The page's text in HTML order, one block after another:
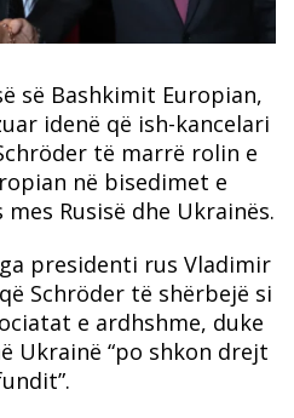
së Bashkimit Europian,
idenë që ish-kancelari
të marrë rolin e
në bisedimet e
Rusisë dhe Ukrainës.
presidenti rus Vladimir
Schröder të shërbejë si
e ardhshme, duke
Ukrainë “po shkon drejt